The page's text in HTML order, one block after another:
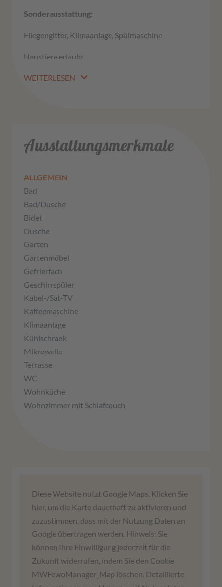
Sonderausstattung:
Fliegengitter, Klimaanlage, Spülmaschine
Haustiere erlaubt
WEITERLESEN
Ausstattungsmerkmale
ALLGEMEIN
Bad
Bad/Dusche
Bidet
Dusche
Garten
Gartenmöbel
Gefrierfach
Geschirrspüler
Kabel-/Sat-TV
Kaffeemaschine
Klimaanlage
Kühlschrank
Mikrowelle
Terrasse
WC
Wohnküche
Wohnzimmer mit Schlafcouch
Wir benötigen Ihre Zustimmung,
um den Google Maps-Service zu
laden!
Wir verwenden einen Service eines
Drittanbieters, um Karteninhalte einzubetten.
Dieser Service kann Daten zu Ihren Aktivitäten
sammeln. Bitte lesen Sie die Details durch und
Diese Website nutzt Google Maps. Klicken Sie
hier, um die Karte dauerhaft zu aktivieren und
zuzustimmen, dass mit der Nutzung Daten an
Google übertragen werden. Hinweis: Sie
können Ihre Einwilligung jederzeit für die
Zukunft widerrufen, indem Sie den Cookie
MWFewoManager_Map löschen. Detaillierte